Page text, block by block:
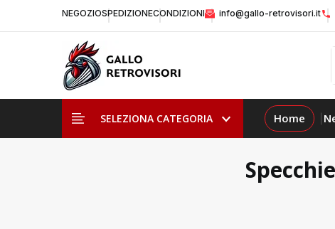
NEGOZIOSPEDIZIONECONDIZIONI info@gallo-retrovisori.it
SELEZIONA CATEGORIA Home